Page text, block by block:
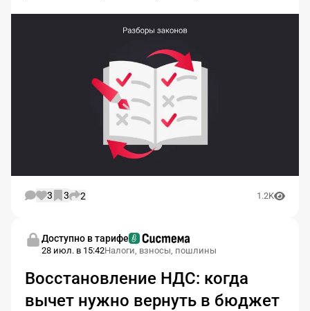
3 3 2 1.2K
Доступно в тарифе
28 июл. в 15:42Налоги, взносы, пошлины
Восстановление НДС: когда
вычет нужно вернуть в бюджет